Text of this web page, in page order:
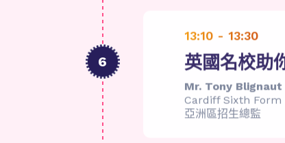
6 英國名校助
Cardiff Sixth Form
亞洲區招生總監